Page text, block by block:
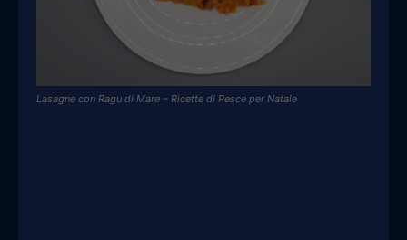
Lasagne con Ragu di Mare – Ricette di Pesce per Natale